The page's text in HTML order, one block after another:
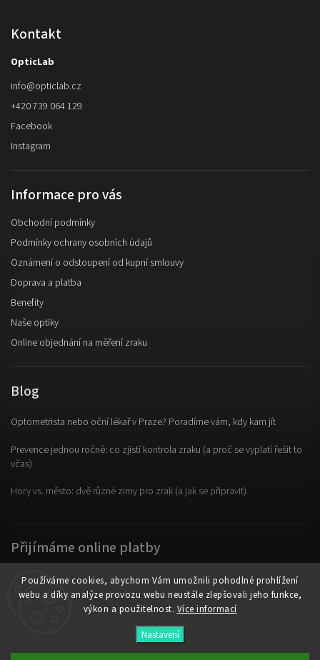
Používáme cookies, abychom Vám umožnili pohodlné prohlížení
webu a díky analýze provozu webu neustále zlepšovali jeho funkce,
výkon a použitelnost. Více informací
Nastavení
Kontakt
OpticLab
info@opticlab.cz
+420 739 064 129
Facebook
Instagram
Informace pro vás
Obchodní podmínky
Podmínky ochrany osobních údajů
Oznámení o odstoupení od kupní smlouvy
Doprava a platba
Benefity
Naše optiky
Online objednání na měření zraku
Blog
Optometrista nebo oční lékař v Praze? Poradíme vám, kdy kam jít
Prevence jednou ročně: co zjistí kontrola zraku (a proč se vyplatí řešit to
včas)
Hory vs. město: dvě různé zimy pro zrak (a jak se připravit)
Přijímáme online platby
OpticLab. Všechna práva vyhrazena.